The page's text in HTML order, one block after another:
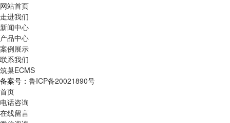
网站首页
走进我们
新闻中心
产品中心
案例展示
联系我们
筑巢ECMS
备案号： 鲁ICP备20021890号
首页
电话咨询
在线留言